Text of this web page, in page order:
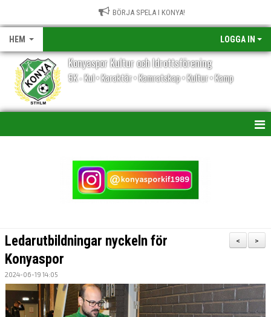
BÖRJA SPELA I KONYA!
HEM LOGGA IN
Konyaspor Kultur och Idrottsförening
5K - Kul • Karaktär • Kamratskap • Kultur • Kamp
MATCHER
>
<
Ledarutbildningar nyckeln för
Konyaspor
2024-06-19 14:05